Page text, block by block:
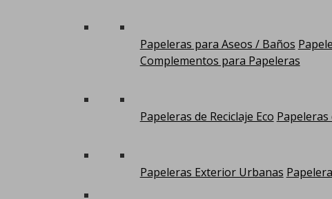
Papeleras para Aseos / Baños
Complementos para Papeleras
Papeleras de Reciclaje Eco Papeleras
Papeleras Exterior Urbanas